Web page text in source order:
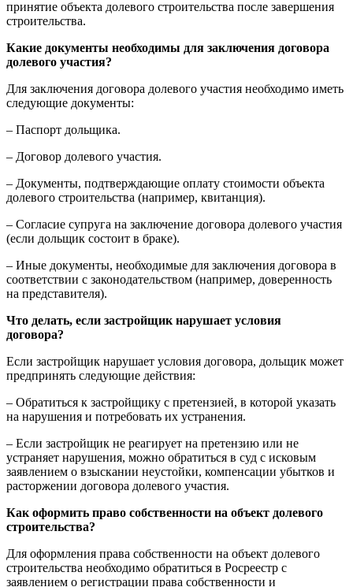
принятие объекта долевого строительства после завершения
строительства.
Какие документы необходимы для заключения договора
долевого участия?
Для заключения договора долевого участия необходимо иметь
следующие документы:
– Паспорт дольщика.
– Договор долевого участия.
– Документы, подтверждающие оплату стоимости объекта
долевого строительства (например, квитанция).
– Согласие супруга на заключение договора долевого участия
(если дольщик состоит в браке).
– Иные документы, необходимые для заключения договора в
соответствии с законодательством (например, доверенность
на представителя).
Что делать, если застройщик нарушает условия
договора?
Если застройщик нарушает условия договора, дольщик может
предпринять следующие действия:
– Обратиться к застройщику с претензией, в которой указать
на нарушения и потребовать их устранения.
– Если застройщик не реагирует на претензию или не
устраняет нарушения, можно обратиться в суд с исковым
заявлением о взыскании неустойки, компенсации убытков и
расторжении договора долевого участия.
Как оформить право собственности на объект долевого
строительства?
Для оформления права собственности на объект долевого
строительства необходимо обратиться в Росреестр с
заявлением о регистрации права собственности и